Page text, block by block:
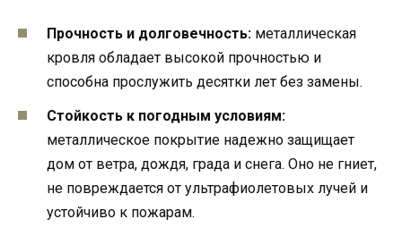
Прочность и долговечность: металлическая
кровля обладает высокой прочностью и
способна прослужить десятки лет без замены.
Стойкость к погодным условиям:
металлическое покрытие надежно защищает
дом от ветра, дождя, града и снега. Оно не гниет,
не повреждается от ультрафиолетовых лучей и
устойчиво к пожарам.